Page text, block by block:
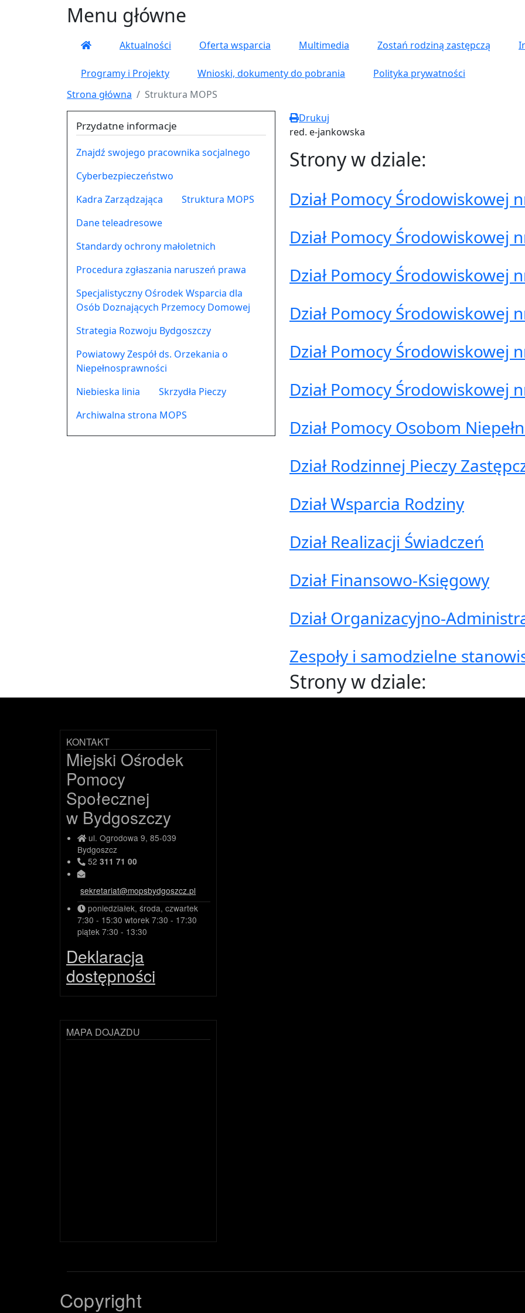
Menu główne
Aktualności Oferta wsparcia Multimedia Zostań rodziną zastępczą
Programy i Projekty Wnioski, dokumenty do pobrania
Polityka prywatności
Strona główna
Struktura MOPS
Drukuj
red. e-jankowska
Strony w dziale:
Dział Pomocy Środowiskowej
Dział Pomocy Środowiskowej
Dział Pomocy Środowiskowej
Dział Pomocy Środowiskowej
Dział Pomocy Środowiskowej
Dział Pomocy Środowiskowej
Dział Pomocy Osobom
Dział Rodzinnej Pieczy
Dział Wsparcia Rodziny
Dział Realizacji Świadczeń
Dział Finansowo-Księgowy
Dział Organizacyjno-
Zespoły i samodzielne
Strony w dziale:
Przydatne informacje
Znajdź swojego pracownika socjalnego
Cyberbezpieczeństwo
Kadra Zarządzająca
Struktura MOPS
Dane teleadresowe
Standardy ochrony małoletnich
Procedura zgłaszania naruszeń prawa
Specjalistyczny Ośrodek Wsparcia dla
Osób Doznających Przemocy Domowej
Strategia Rozwoju Bydgoszczy
Powiatowy Zespół ds. Orzekania o
Niepełnosprawności
Niebieska linia
Skrzydła Pieczy
Archiwalna strona MOPS
KONTAKT
Miejski Ośrodek
Pomocy
Społecznej
w Bydgoszczy
ul. Ogrodowa 9, 85-039
Bydgoszcz
52311 71 00
sekretariat@mopsbydgoszcz.pl
poniedziałek, środa, czwartek
7:30 - 15:30 wtorek 7:30 - 17:30
piątek 7:30 - 13:30
Deklaracja
dostępności
MAPA DOJAZDU
Copyright